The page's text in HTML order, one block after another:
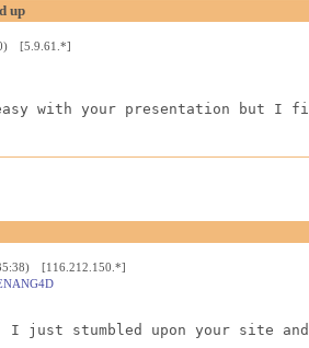
up
[5.9.61.*]
with your presentation but
[116.212.150.*]
I just stumbled upon your site